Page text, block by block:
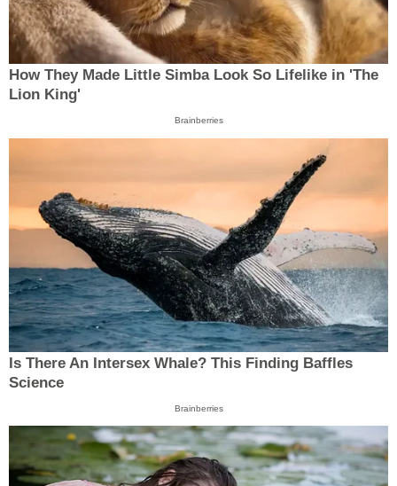
How They Made Little Simba Look So Lifelike in 'The
Lion King'
Brainberries
Is There An Intersex Whale? This Finding Baffles
Science
Brainberries